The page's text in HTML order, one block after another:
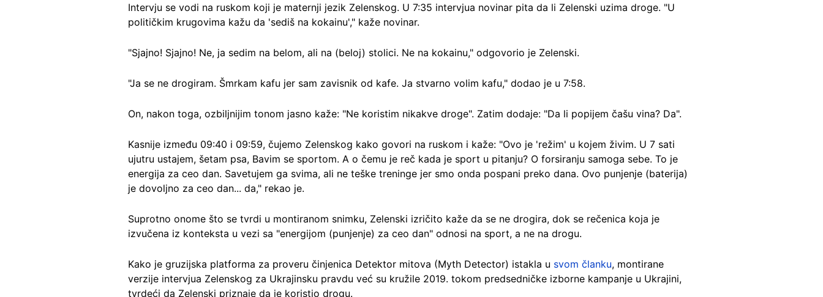
Intervju se vodi na ruskom koji je maternji jezik Zelenskog. U 7:35 intervjua novinar pita da li Zelenski uzima droge. "U
političkim krugovima kažu da 'sediš na kokainu'," kaže novinar.
"Sjajno! Sjajno! Ne, ja sedim na belom, ali na (beloj) stolici. Ne na kokainu," odgovorio je Zelenski.
"Ja se ne drogiram. Šmrkam kafu jer sam zavisnik od kafe. Ja stvarno volim kafu," dodao je u 7:58.
On, nakon toga, ozbiljnijim tonom jasno kaže: "Ne koristim nikakve droge". Zatim dodaje: "Da li popijem čašu vina? Da".
Kasnije između 09:40 i 09:59, čujemo Zelenskog kako govori na ruskom i kaže: "Ovo je 'režim' u kojem živim. U 7 sati
ujutru ustajem, šetam psa, Bavim se sportom. A o čemu je reč kada je sport u pitanju? O forsiranju samoga sebe. To je
energija za ceo dan. Savetujem ga svima, ali ne teške treninge jer smo onda pospani preko dana. Ovo punjenje (baterija)
je dovoljno za ceo dan... da," rekao je.
Suprotno onome što se tvrdi u montiranom snimku, Zelenski izričito kaže da se ne drogira, dok se rečenica koja je
izvučena iz konteksta u vezi sa "energijom (punjenje) za ceo dan" odnosi na sport, a ne na drogu.
Kako je gruzijska platforma za proveru činjenica Detektor mitova (Myth Detector) istakla u svom članku, montirane
verzije intervjua Zelenskog za Ukrajinsku pravdu već su kružile 2019. tokom predsedničke izborne kampanje u Ukrajini,
tvrdeći da Zelenski priznaje da je koristio drogu.